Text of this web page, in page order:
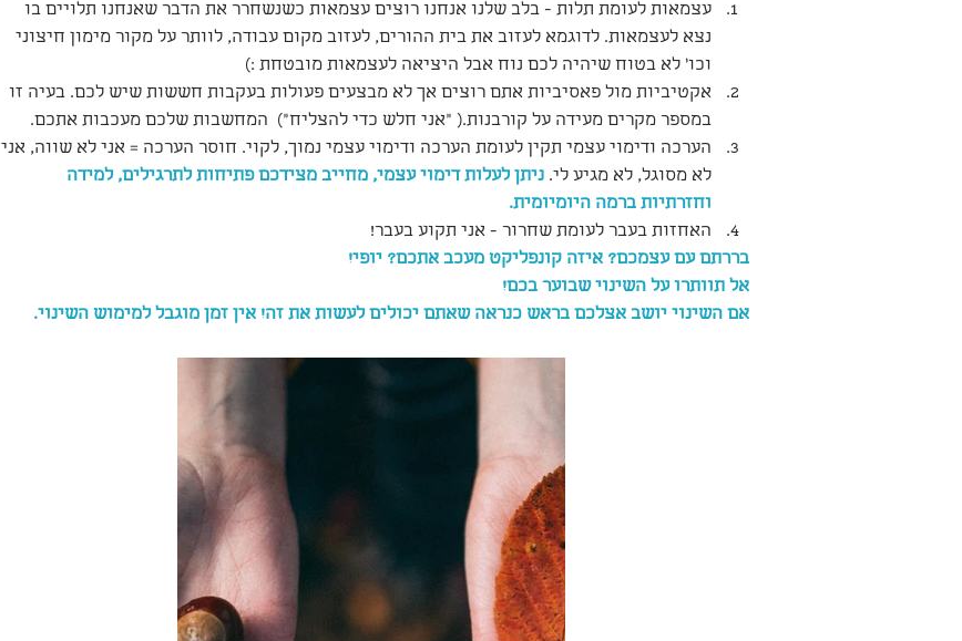
עצמאות לעומת תלות - בלב שלנו אנחנו רוצים עצמאות כשנשחרר את הדבר שאנחנו תלויים בו
נצא לעצמאות. לדוגמא לעזוב את בית ההורים, לעזוב מקום עבודה, לוותר על מקור מימון חיצוני
וכו' לא בטוח שיהיה לכם נוח אבל היציאה לעצמאות מובטחת :)
אקטיביות מול פאסיביות אתם רוצים אך לא מבצעים פעולות בעקבות חששות שיש לכם. בעיה זו
במספר מקרים מעידה על קורבנות.( "אני חלש כדי להצליח")  המחשבות שלכם מעכבות אתכם.
הערכה ודימוי עצמי תקין לעומת הערכה ודימוי עצמי נמוך, לקוי. חוסר הערכה = אני לא שווה, אני
לא מסוגל, לא מגיע לי. ניתן לעלות דימוי עצמי, מחייב מצידכם פתיחות לתרגילים, למידה
וחזרתיות ברמה היומיומית.
האחזות בעבר לעומת שחרור - אני תקוע בעבר!
בררתם עם עצמכם? איזה קונפליקט מעכב אתכם? יופי!
אל תוותרו על השינוי שבוער בכם!
אם השינוי יושב אצלכם בראש כנראה שאתם יכולים לעשות את זה! אין זמן מוגבל למימוש השינוי.